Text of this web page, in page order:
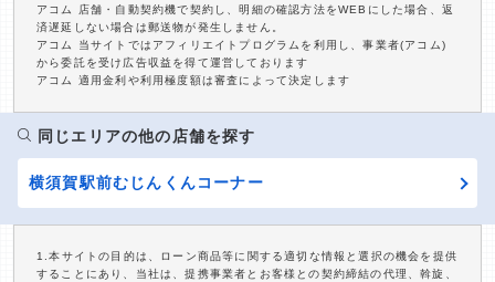
アコム 店舗・自動契約機で契約し、明細の確認方法をWEBにした場合、返
済遅延しない場合は郵送物が発生しません。
アコム 当サイトではアフィリエイトプログラムを利用し、事業者(アコム)
から委託を受け広告収益を得て運営しております
アコム 適用金利や利用極度額は審査によって決定します
同じエリアの他の店舗を探す
横須賀駅前むじんくんコーナー
1.本サイトの目的は、ローン商品等に関する適切な情報と選択の機会を提供
することにあり、当社は、提携事業者とお客様との契約締結の代理、斡旋、